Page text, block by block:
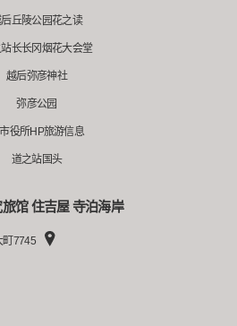
丘陵公园花之读
长长冈烟花大会堂
越后弥彦神社
弥彦公园
役所HP旅游信息
道之站国头
馆 住吉屋 寺泊海岸
町7745